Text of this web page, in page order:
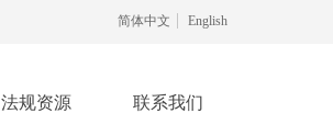
简体中文 English
法规资源 联系我们